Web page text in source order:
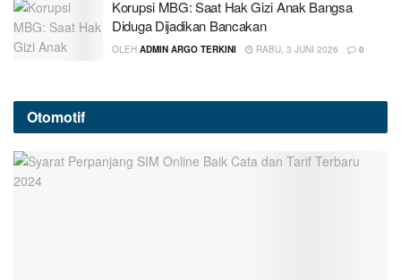
Korupsi MBG: Saat Hak Gizi Anak Bangsa
Diduga Dijadikan Bancakan
OLEH ADMIN ARGO TERKINI RABU, 3 JUNI 2026 0
Otomotif